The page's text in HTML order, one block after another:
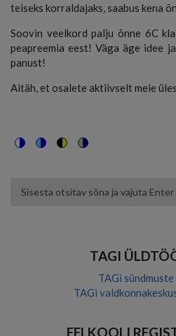
teiseks korraldajaks, saabus kena
Soovin veelkord palju õnne 6C
peapreemia eest! Väga äge idee
panust!
Aitäh, et osalete aktiivselt meie
color
high
soft
theme
TAGI
TAGi
TAGi
EELKOOLI